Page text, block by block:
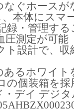
なぐホースが
、本体にス
録・管理する
圧測定が可能
ト設計で、
あるホワイト
の個装箱を採
デイ デジタ